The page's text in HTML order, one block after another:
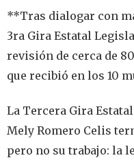
**Tras dialogar con
3ra Gira Estatal
revisión de cerca de
que recibió en los 10
La Tercera Gira
Mely Romero Celis
pero no su trabajo: la